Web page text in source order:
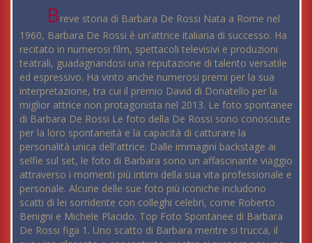
Breve storia di Barbara De Rossi Nata a Rome nel
1960, Barbara De Rossi è un'attrice italiana di successo. Ha
recitato in numerosi film, spettacoli televisivi e produzioni
teatrali, guadagnandosi una reputazione di talento versatile
ed espressivo. Ha vinto anche numerosi premi per la sua
interpretazione, tra cui il premio David di Donatello per la
miglior attrice non protagonista nel 2013. Le foto spontanee
di Barbara De Rossi Le foto della De Rossi sono conosciute
per la loro spontaneità e la capacità di catturare la
personalità unica dell'attrice. Dalle immagini backstage ai
selfie sul set, le foto di Barbara sono un affascinante viaggio
attraverso i momenti più intimi della sua vita professionale e
personale. Alcune delle sue foto più iconiche includono
scatti di lei sorridente con colleghi celebri, come Roberto
Benigni e Michele Placido. Top Foto Spontanee di Barbara
De Rossi figa 1. Uno scatto di Barbara mentre si trucca, il